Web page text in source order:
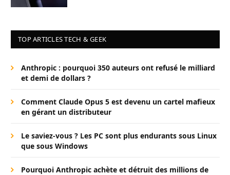
TOP ARTICLES TECH & GEEK
Anthropic : pourquoi 350 auteurs ont refusé le milliard
et demi de dollars ?
Comment Claude Opus 5 est devenu un cartel mafieux
en gérant un distributeur
Le saviez-vous ? Les PC sont plus endurants sous Linux
que sous Windows
Pourquoi Anthropic achète et détruit des millions de